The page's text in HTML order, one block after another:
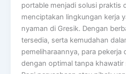
portable menjadi solusi praktis
menciptakan lingkungan kerja
nyaman di Gresik. Dengan
tersedia, serta kemudahan
pemeliharaannya, para pekerja
dengan optimal tanpa khawatir